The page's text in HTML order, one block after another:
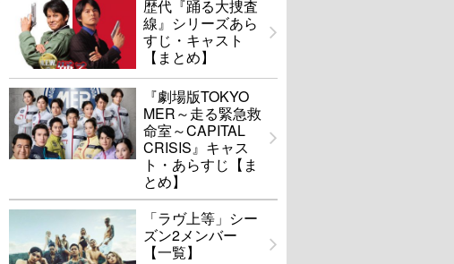
歴代『踊る大捜査
線』シリーズあら
すじ・キャスト
【まとめ】
『劇場版TOKYO
MER～走る緊急救
命室～CAPITAL
CRISIS』キャス
ト・あらすじ【ま
とめ】
「ラヴ上等」シー
ズン2メンバー
【一覧】